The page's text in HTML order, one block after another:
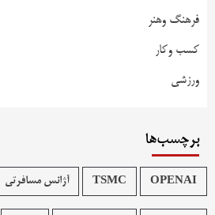
فرهنگ وهنر
کسب وکار
ورزشی
برچسب‌ها
OPENAI
TSMC آژانس مسافرتی